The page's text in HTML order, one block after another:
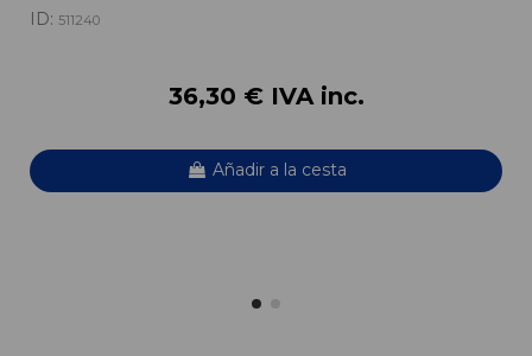
ID: 511240
36,30 € IVA inc.
Añadir a la cesta